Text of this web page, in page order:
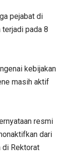
pejabat di
terjadi pada 8
kebijakan
masih aktif
resmi
dari
di Rektorat